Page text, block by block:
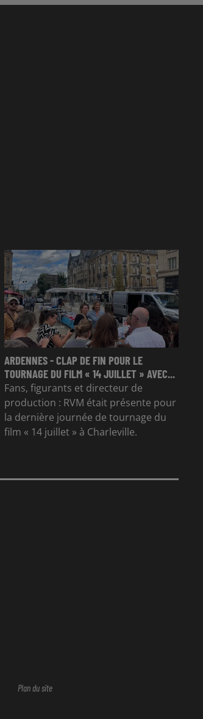
ARDENNES - CLAP DE FIN POUR LE
TOURNAGE DU FILM « 14 JUILLET » AVEC...
Fans, figurants et directeur de
production : RVM était présente pour
la dernière journée de tournage du
film « 14 juillet » à Charleville.
Plan du site